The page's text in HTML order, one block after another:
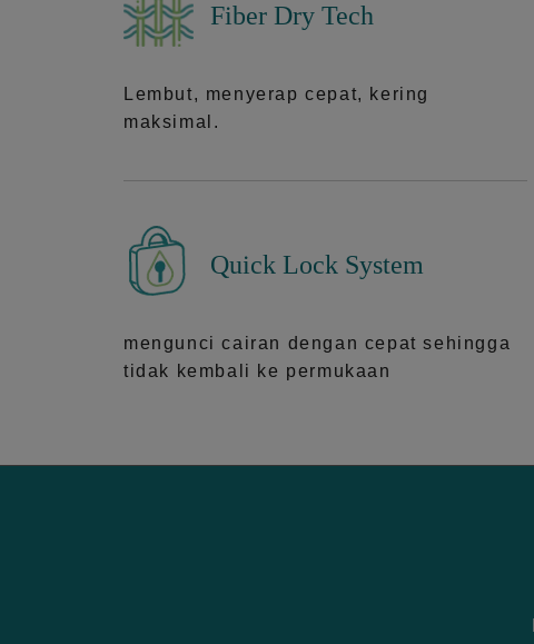
Fiber Dry Tech
Lembut, menyerap cepat, kering
maksimal.
Quick Lock System
mengunci cairan dengan cepat sehingga
tidak kembali ke permukaan